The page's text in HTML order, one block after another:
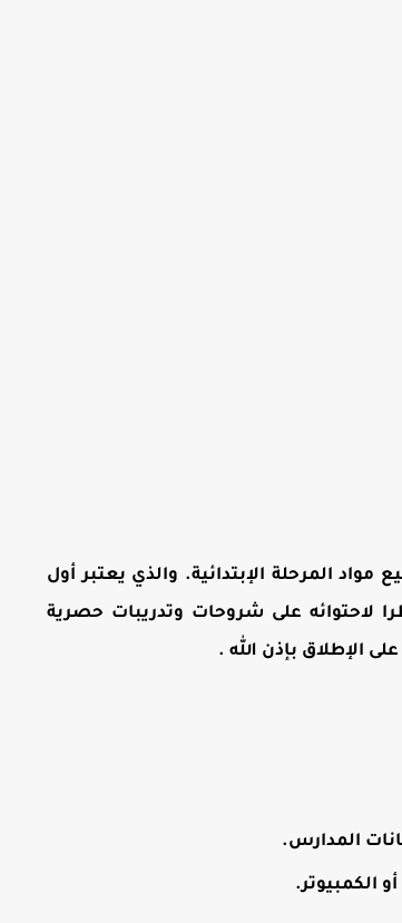
مواد المرحلة الإبتدائية. والذي يعتبر أول
لاحتوائه على شروحات وتدريبات حصرية
الإطلاق بإذن الله .
المدارس.